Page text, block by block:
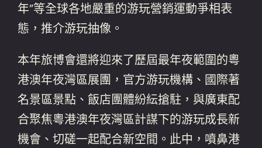
年”等全球各地嚴重的游玩營銷運動爭相表
態，推介游玩抽像。
本年旅博會還將迎來了歷屆最年夜範圍的粵
港澳年夜灣區展團，官方游玩機構、國際著
名景區景點、飯店團體紛紜搶駐，與廣東配
合聚焦粵港澳年夜灣區計謀下的游玩成長新
機會、切磋一起配合新空間。此中，噴鼻港